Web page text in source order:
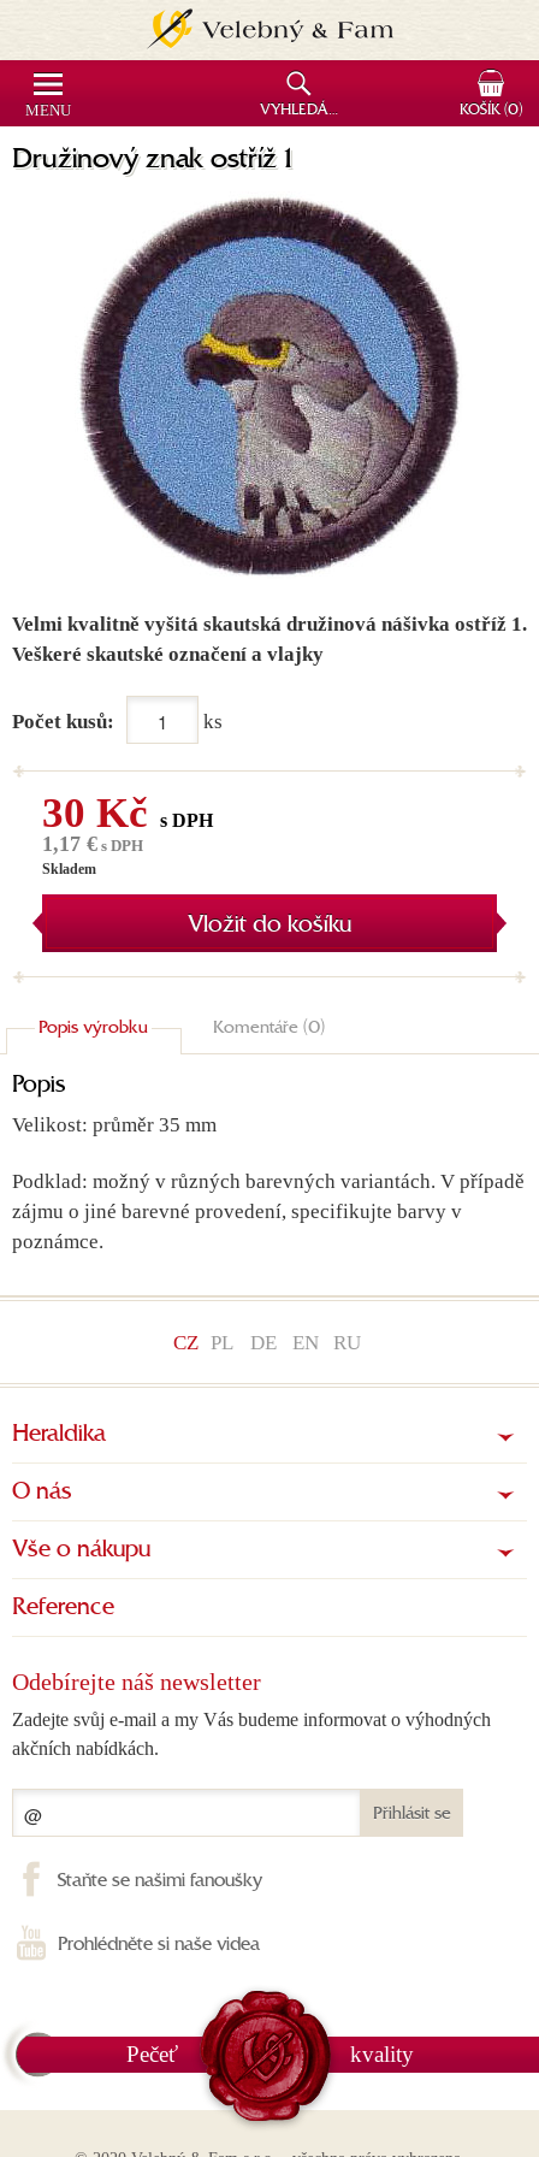
Družinový znak ostříž 1
Velmi kvalitně vyšitá skautská družinová nášivka ostříž 1.
Veškeré skautské označení a vlajky
Počet kusů: ks
30 Kč s DPH
1,17 € s DPH
Skladem
Vložit do košíku
Popis výrobku Komentáře (0)
Popis
Velikost: průměr 35 mm
Podklad: možný v různých barevných variantách. V případě
zájmu o jiné barevné provedení, specifikujte barvy v
poznámce.
CZ PL DE EN RU
Heraldika
O nás
Vše o nákupu
Reference
Odebírejte náš newsletter
Zadejte svůj e-mail a my Vás budeme informovat o výhodných
akčních nabídkách.
Přihlásit se
Staňte se našimi fanoušky
Prohlédněte si naše videa
Pečeť kvality
MENU VYHLEDÁVÁNÍ KOŠÍK(0)